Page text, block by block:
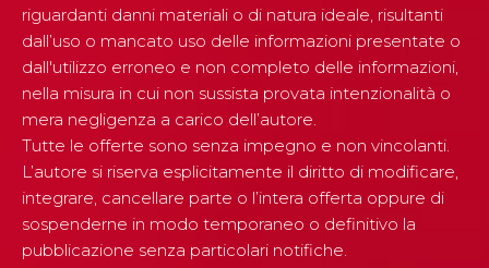
riguardanti danni materiali o di natura ideale, risultanti
dall’uso o mancato uso delle informazioni presentate o
dall'utilizzo erroneo e non completo delle informazioni,
nella misura in cui non sussista provata intenzionalità o
mera negligenza a carico dell’autore.
Tutte le offerte sono senza impegno e non vincolanti.
L’autore si riserva esplicitamente il diritto di modificare,
integrare, cancellare parte o l’intera offerta oppure di
sospenderne in modo temporaneo o definitivo la
pubblicazione senza particolari notifiche.